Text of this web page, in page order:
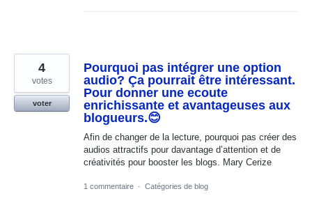
Pourquoi pas intégrer une option
audio? Ça pourrait être intéressant.
Pour donner une ecoute
enrichissante et avantageuses aux
blogueurs.😊
Afin de changer de la lecture, pourquoi pas créer des
audios attractifs pour davantage d’attention et de
créativités pour booster les blogs. Mary Cerize
4
votes
voter
1 commentaire · Catégories de blog